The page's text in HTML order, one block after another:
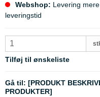
Webshop: Levering
leveringstid
Tilføj til ønskeliste
Gå til: [PRODUKT
PRODUKTER]